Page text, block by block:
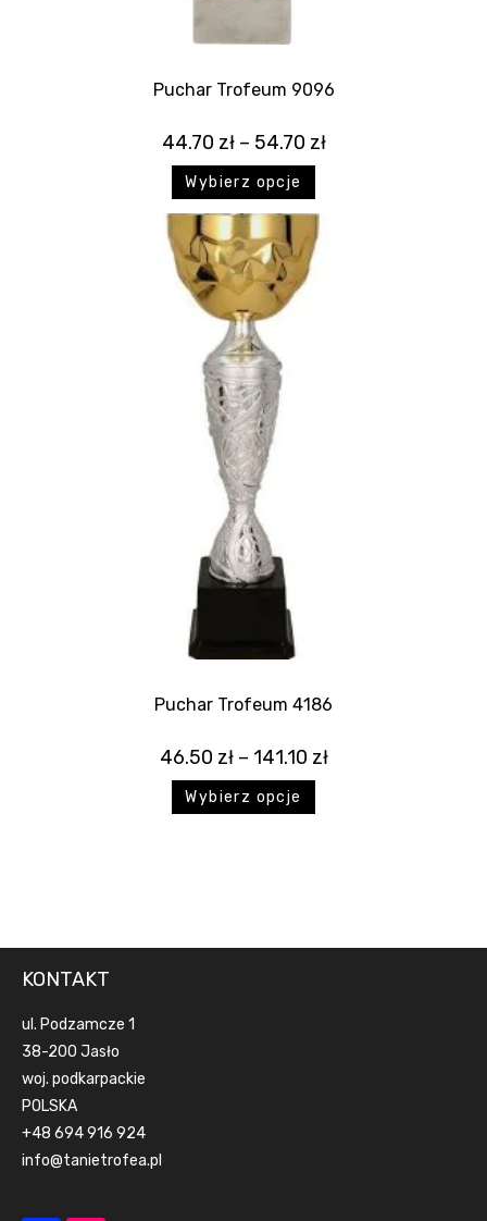
Puchar Trofeum 9096
44.70 zł – 54.70 zł
Wybierz opcje
Puchar Trofeum 4186
46.50 zł – 141.10 zł
Wybierz opcje
KONTAKT
ul. Podzamcze 1
38-200 Jasło
woj. podkarpackie
POLSKA
+48 694 916 924
info@tanietrofea.pl